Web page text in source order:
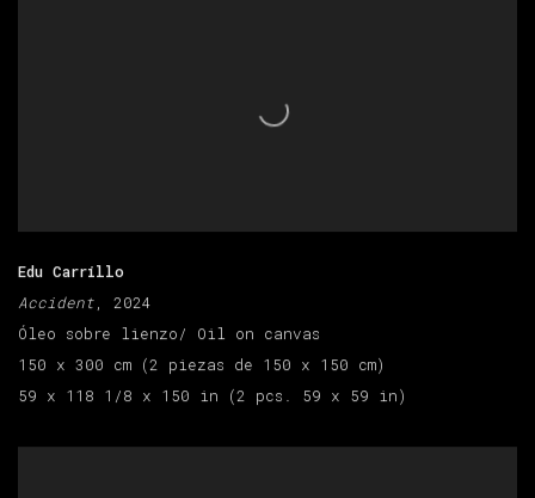
Edu Carrillo
Accident, 2024
Óleo sobre lienzo/ Oil on canvas
150 x 300 cm (2 piezas de 150 x 150 cm)
59 x 118 1/8 x 150 in (2 pcs. 59 x 59 in)